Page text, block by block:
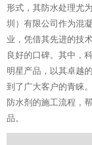
形式，其防水处理尤
圳）有限公司作为混
业，凭借其先进的技
良好的口碑。其中，
明星产品，以其卓越
到了广大客户的青睐
防水剂的施工流程，
品。